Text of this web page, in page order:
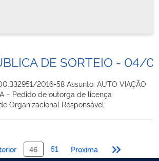
DE SORTEIO - 04/
2016-58 Assunto: AUTO VIAÇÃO
– Pedido de outorga de licença
Organizacional Responsável:
46 51 Proxima